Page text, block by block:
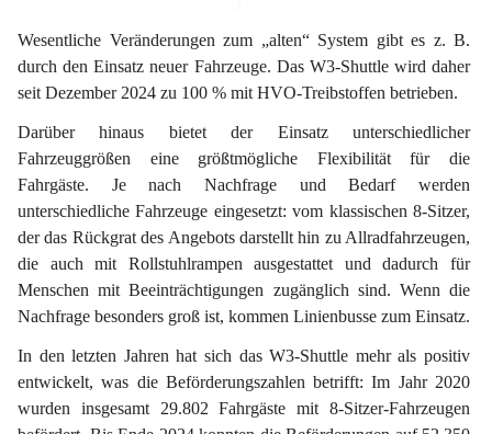
Wesentliche Veränderungen zum „alten“ System gibt es z. B.
durch den Einsatz neuer Fahrzeuge. Das W3-Shuttle wird daher
seit Dezember 2024 zu 100 % mit HVO-Treibstoffen betrieben.
Darüber hinaus bietet der Einsatz unterschiedlicher
Fahrzeuggrößen eine größtmögliche Flexibilität für die
Fahrgäste. Je nach Nachfrage und Bedarf werden
unterschiedliche Fahrzeuge eingesetzt: vom klassischen 8-Sitzer,
der das Rückgrat des Angebots darstellt hin zu Allradfahrzeugen,
die auch mit Rollstuhlrampen ausgestattet und dadurch für
Menschen mit Beeinträchtigungen zugänglich sind. Wenn die
Nachfrage besonders groß ist, kommen Linienbusse zum Einsatz.
In den letzten Jahren hat sich das W3-Shuttle mehr als positiv
entwickelt, was die Beförderungszahlen betrifft: Im Jahr 2020
wurden insgesamt 29.802 Fahrgäste mit 8-Sitzer-Fahrzeugen